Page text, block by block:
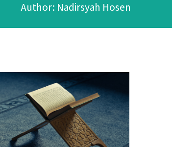
Author: Nadirsyah Hosen